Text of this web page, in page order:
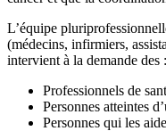
L’équipe
(médecins, infirmiers,
intervient à la demande des :
Professionnels de
Personnes atteintes
Personnes qui les